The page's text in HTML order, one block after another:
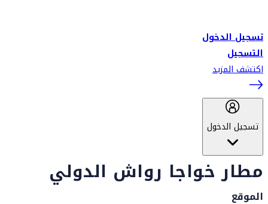
تسجيل الدخول
التسجيل
اكتشف المزيد
تسجيل الدخول
مطار خواجا رواش الدولي
الموقع